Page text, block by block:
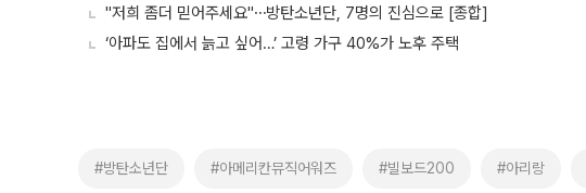
"저희 좀더 믿어주세요"⋯방탄소년단, 7명의 진심으로 [종합]
‘아파도 집에서 늙고 싶어…’ 고령 가구 40%가 노후 주택
#방탄소년단 #아메리칸뮤직어워즈 #빌보드200 #아리랑